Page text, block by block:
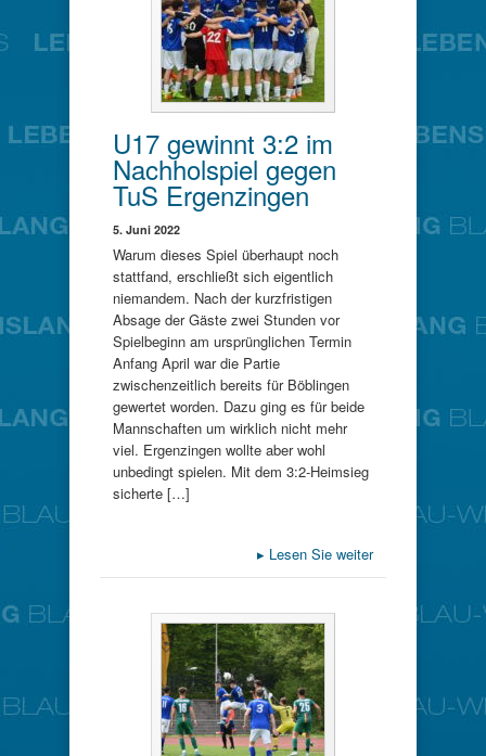
U17 gewinnt 3:2 im
Nachholspiel gegen
TuS Ergenzingen
5. Juni 2022
Warum dieses Spiel überhaupt noch
stattfand, erschließt sich eigentlich
niemandem. Nach der kurzfristigen
Absage der Gäste zwei Stunden vor
Spielbeginn am ursprünglichen Termin
Anfang April war die Partie
zwischenzeitlich bereits für Böblingen
gewertet worden. Dazu ging es für beide
Mannschaften um wirklich nicht mehr
viel. Ergenzingen wollte aber wohl
unbedingt spielen. Mit dem 3:2-Heimsieg
sicherte […]
▸ Lesen Sie weiter